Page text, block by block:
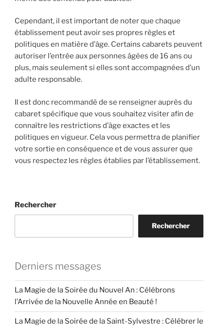
Cependant, il est important de noter que chaque
établissement peut avoir ses propres règles et
politiques en matière d’âge. Certains cabarets peuvent
autoriser l’entrée aux personnes âgées de 16 ans ou
plus, mais seulement si elles sont accompagnées d’un
adulte responsable.
Il est donc recommandé de se renseigner auprès du
cabaret spécifique que vous souhaitez visiter afin de
connaître les restrictions d’âge exactes et les
politiques en vigueur. Cela vous permettra de planifier
votre sortie en conséquence et de vous assurer que
vous respectez les règles établies par l’établissement.
Rechercher
Rechercher
Derniers messages
La Magie de la Soirée du Nouvel An : Célébrons
l’Arrivée de la Nouvelle Année en Beauté !
La Magie de la Soirée de la Saint-Sylvestre : Célébrer le